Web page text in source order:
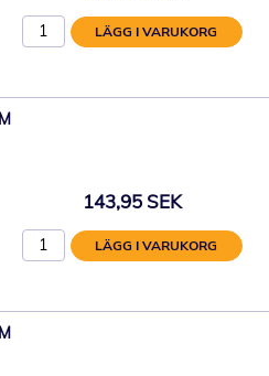
LÄGG I VARUKORG
143,95 SEK
LÄGG I VARUKORG